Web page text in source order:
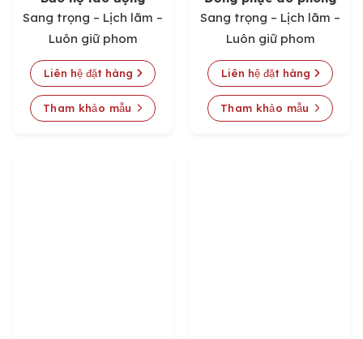
Sang trọng – Lịch lãm –
Luôn giữ phom
Liên hệ đặt hàng
Tham khảo mẫu
Sang trọng – Lịch lãm –
Luôn giữ phom
Liên hệ đặt hàng
Tham khảo mẫu